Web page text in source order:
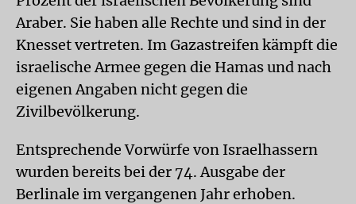
Araber. Sie haben alle Rechte und sind in der
Knesset vertreten. Im Gazastreifen kämpft die
israelische Armee gegen die Hamas und nach
eigenen Angaben nicht gegen die
Zivilbevölkerung.
Entsprechende Vorwürfe von Israelhassern
wurden bereits bei der 74. Ausgabe der
Berlinale im vergangenen Jahr erhoben.